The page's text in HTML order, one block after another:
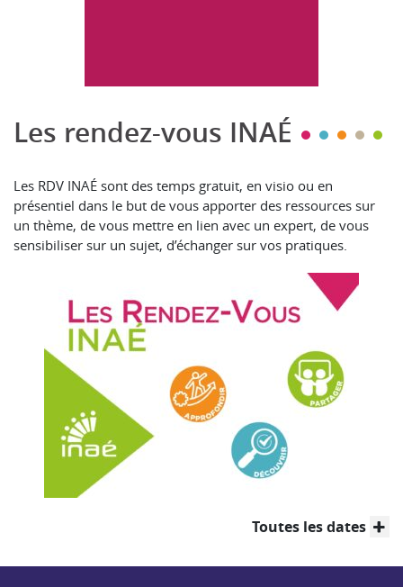
Les rendez-vous INAÉ
Les RDV INAÉ sont des temps gratuit, en visio ou en
présentiel dans le but de vous apporter des ressources sur
un thème, de vous mettre en lien avec un expert, de vous
sensibiliser sur un sujet, d’échanger sur vos pratiques.
Toutes les dates